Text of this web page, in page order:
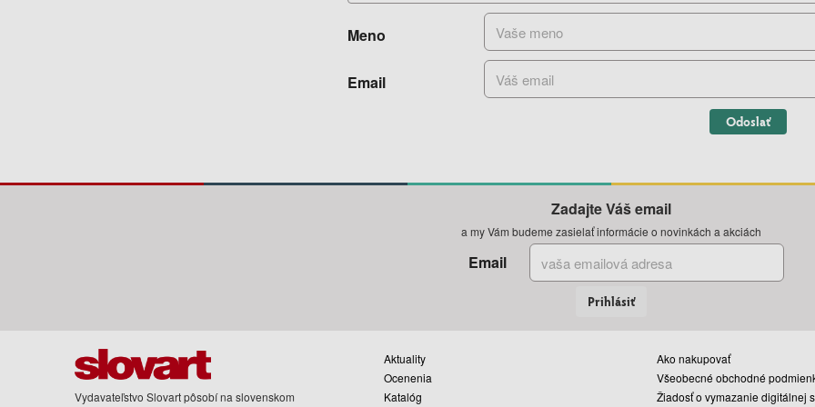
Meno
Email
Odoslať
Zadajte Váš email
a my Vám budeme zasielať informácie o novinkách a akciách
Email
Prihlásiť
Vydavateľstvo Slovart pôsobí na slovenskom
Aktuality
Ocenenia
Katalóg
Ako nakupovať
Všeobecné obchodné
Žiadosť o vymazanie digitálnej